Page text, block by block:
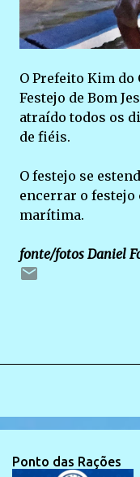
O Prefeito Kim
Festejo de Bom
atraído todos os
de fiéis.
O festejo se
encerrar o
marítima.
fonte/fotos Daniel
Ponto das Rações